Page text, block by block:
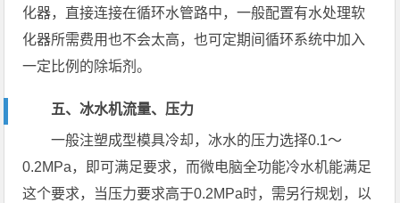
化器，直接连接在循环水管路中，一般配置有水处理软
化器所需费用也不会太高，也可定期间循环系统中加入
一定比例的除垢剂。
五、冰水机流量、压力
一般注塑成型模具冷却，冰水的压力选择0.1～
0.2MPa，即可满足要求，而微电脑全功能冷水机能满足
这个要求，当压力要求高于0.2MPa时，需另行规划，以